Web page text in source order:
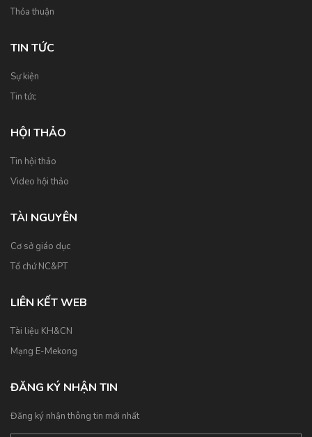
Thỏa thuận
TIN TỨC
Sự kiện
Tin tức
HỘI THẢO
Tin hội thảo
Video hội thảo
TÀI NGUYÊN
Cơ sở giáo dục
Tổ chứ NC&PT
LIÊN KẾT WEB
Tài liệu KH&CN
Mạng E-Mekong
ĐĂNG KÝ NHẬN TIN
Đăng ký nhận thông tin mới nhất